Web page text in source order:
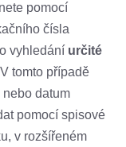
pomocí
čísla
vyhledání určité
tomto případě
datum
pomocí spisové
v rozšířeném